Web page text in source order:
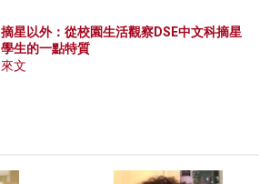
摘星以外：從校園生活觀察DSE中文科摘星
學生的一點特質
來文